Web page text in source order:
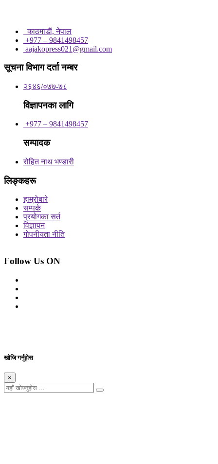
काठमाडाैं, नेपाल
+977 – 9841498457
aajakopress021@gmail.com
सूचना विभाग दर्ता नम्बर
२६४६/०७७-७८
विज्ञापनका लागि
+977 – 9841498457
सम्पादक
रोहित नाथ भण्डारी
लिङ्कहरू
हाम्रोबारे
सम्पर्क
प्रयोगका सर्त
विज्ञापन
गोपनीयता नीति
Follow Us ON
खोजि गर्नुहोस
×